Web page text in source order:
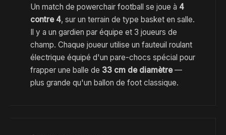
Un match de powerchair football se joue à 4
contre 4, sur un terrain de type basket en salle.
Il y a un gardien par équipe et 3 joueurs de
champ. Chaque joueur utilise un fauteuil roulant
électrique équipé d'un pare-chocs spécial pour
frapper une balle de 33 cm de diamètre—
plus grande qu'un ballon de foot classique.